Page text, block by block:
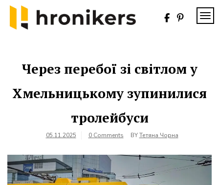
Skip
content
Через перебої зі світлом у
Хмельницькому зупинилися
тролейбуси
05.11.2025 0 Comments BYТетяна Чорна